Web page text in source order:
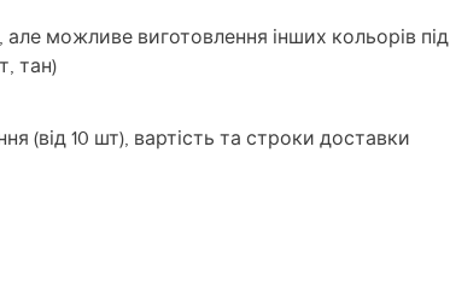
але можливе виготовлення інших кольорів під
тан)
(від 10 шт), вартість та строки доставки